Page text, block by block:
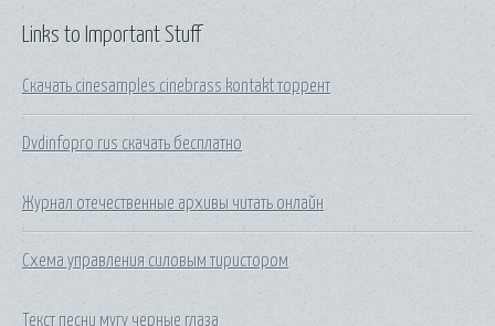
Links to Important Stuff
Скачать cinesamples cinebrass kontakt торрент
Dvdinfopro rus скачать бесплатно
Журнал отечественные архивы читать онлайн
Схема управления силовым тиристором
Текст песни мугу черные глаза